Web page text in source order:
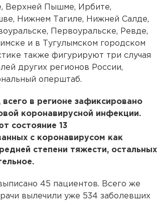
Верхней Пышме, Ирбите,
Нижнем Тагиле, Нижней Салде,
Первоуральске, Ревде,
и в Тугулымском городском
также фигурируют три случая
других регионов России,
оперштаб.
в регионе зафиксировано
коронавирусной инфекции.
состояние 13
с коронавирусом как
степени тяжести, остальных
45 пациентов. Всего же
вылечили уже 534 заболевших